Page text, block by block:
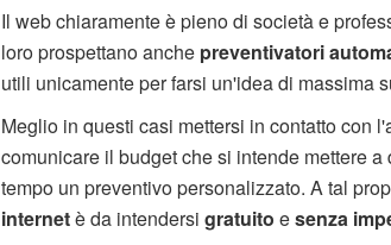
Il web chiaramente è pieno di società e
loro prospettano anche preventivatori
utili unicamente per farsi un'idea di massima
Meglio in questi casi mettersi in contatto con
comunicare il budget che si intende mettere
tempo un preventivo personalizzato. A tal
internetè da intendersi gratuito esenza